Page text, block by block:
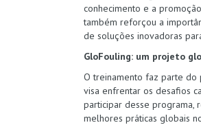
conhecimento e a
também reforçou a
de soluções inovadoras
GloFouling: um projeto
O treinamento faz parte do
visa enfrentar os desafios
participar desse programa,
melhores práticas globais